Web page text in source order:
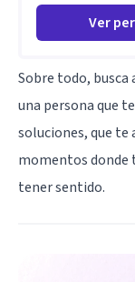
Ver
Sobre todo,
una persona que
soluciones, que te
momentos donde
tener sentido.